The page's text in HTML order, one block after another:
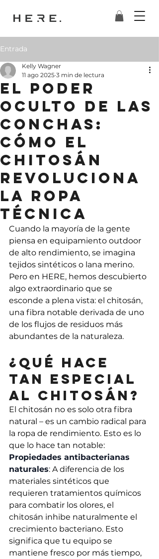
Entrada
El Poder
Oculto de las
Conchas:
Cómo el
Chitosán
Revoluciona
la Ropa
Técnica
Kelly Wagner
11 ago 2025 3 min de lectura
Cuando la mayoría de la gente
piensa en equipamiento outdoor
de alto rendimiento, se imagina
tejidos sintéticos o lana merino.
Pero en HERE, hemos descubierto
algo extraordinario que se
esconde a plena vista: el chitosán,
una fibra notable derivada de uno
de los flujos de residuos más
abundantes de la naturaleza.
¿Qué hace
tan especial
al chitosán?
El chitosán no es solo otra fibra
natural – es un cambio radical para
la ropa de rendimiento. Esto es lo
que lo hace tan notable:
Propiedades antibacterianas
naturales: A diferencia de los
materiales sintéticos que
requieren tratamientos químicos
para combatir los olores, el
chitosán inhibe naturalmente el
crecimiento bacteriano. Esto
significa que tu equipo se
mantiene fresco por más tiempo,